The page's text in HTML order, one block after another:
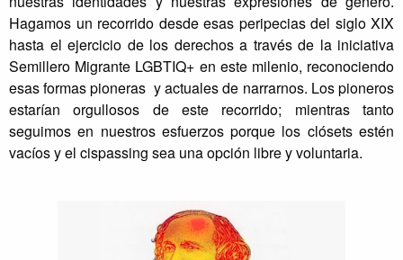
Hagamos un recorrido desde esas peripecias del siglo XIX
hasta el ejercicio de los derechos a través de la iniciativa
Semillero Migrante LGBTIQ+ en este milenio, reconociendo
esas formas pioneras y actuales de narrarnos. Los pioneros
estarían orgullosos de este recorrido; mientras tanto
seguimos en nuestros esfuerzos porque los clósets estén
vacíos y el cispassing sea una opción libre y voluntaria.